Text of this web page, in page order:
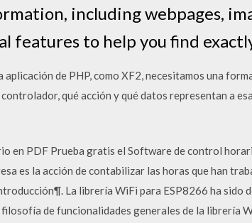
including webpages,
features to help you find
de PHP, como XF2, necesitamos una
qué acción y qué datos representan a
en PDF Prueba gratis el Software de control
es la acción de contabilizar las horas que han
La librería WiFi para ESP8266 ha sido
de funcionalidades generales de la librería